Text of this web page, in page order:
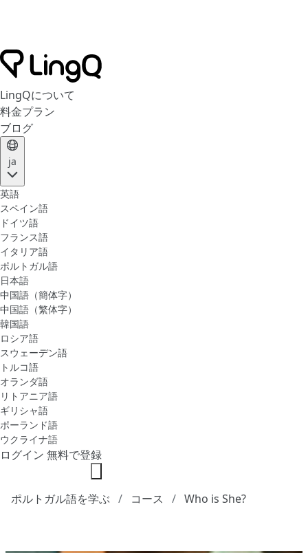
LingQについて
料金プラン
ブログ
ja
英語
スペイン語
ドイツ語
フランス語
イタリア語
ポルトガル語
日本語
中国語（簡体字）
中国語（繁体字）
韓国語
ロシア語
スウェーデン語
トルコ語
オランダ語
リトアニア語
ギリシャ語
ポーランド語
ウクライナ語
ログイン 無料で登録
ポルトガル語を学ぶ コース Who is She?